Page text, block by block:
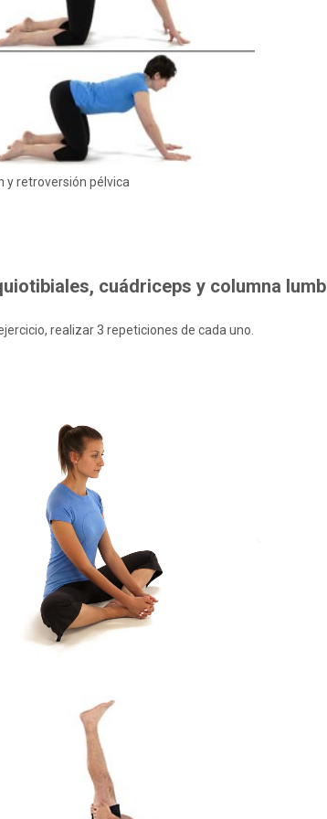
y retroversión pélvica
cuádriceps y columna
realizar 3 repeticiones de cada uno.